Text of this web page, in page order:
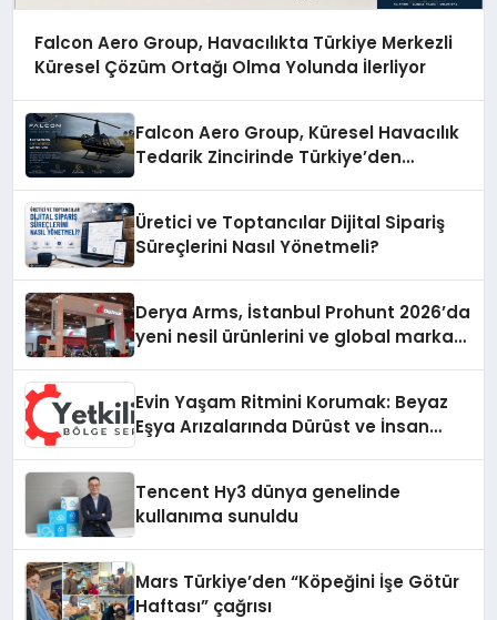
Falcon Aero Group, Havacılıkta Türkiye Merkezli
Küresel Çözüm Ortağı Olma Yolunda İlerliyor
Falcon Aero Group, Küresel Havacılık
Tedarik Zincirinde Türkiye’den
Üretici ve Toptancılar Dijital Sipariş
Süreçlerini Nasıl Yönetmeli?
Derya Arms, İstanbul Prohunt 2026’da
yeni nesil ürünlerini ve global marka
Evin Yaşam Ritmini Korumak: Beyaz
Eşya Arızalarında Dürüst ve İnsan
Tencent Hy3 dünya genelinde
kullanıma sunuldu
Mars Türkiye’den “Köpeğini İşe Götür
Haftası” çağrısı